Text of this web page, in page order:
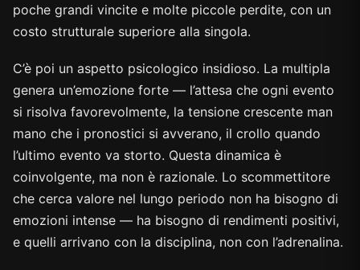
poche grandi vincite e molte piccole perdite, con un
costo strutturale superiore alla singola.
C’è poi un aspetto psicologico insidioso. La multipla
genera un’emozione forte — l’attesa che ogni evento
si risolva favorevolmente, la tensione crescente man
mano che i pronostici si avverano, il crollo quando
l’ultimo evento va storto. Questa dinamica è
coinvolgente, ma non è razionale. Lo scommettitore
che cerca valore nel lungo periodo non ha bisogno di
emozioni intense — ha bisogno di rendimenti positivi,
e quelli arrivano con la disciplina, non con l’adrenalina.